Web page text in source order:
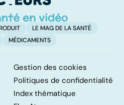
LE MAG DE LA SANTÉ
MÉDICAMENTS
Gestion des cookies
Politiques de confidentialité
Index thématique